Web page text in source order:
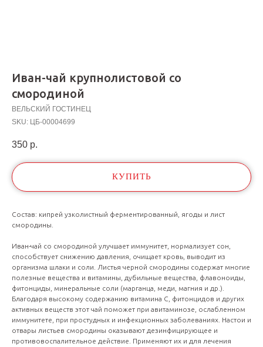
Иван-чай крупнолистовой со
смородиной
ВЕЛЬСКИЙ ГОСТИНЕЦ
SKU: ЦБ-00004699
350 р.
КУПИТЬ
Состав: кипрей узколистный ферментированный, ягоды и лист
смородины.
Иван-чай со смородиной улучшает иммунитет, нормализует сон,
способствует снижению давления, очищает кровь, выводит из
организма шлаки и соли. Листья черной смородины содержат многие
полезные вещества и витамины, дубильные вещества, флавоноиды,
фитонциды, минеральные соли (марганца, меди, магния и др.).
Благодаря высокому содержанию витамина C, фитонцидов и других
активных веществ этот чай поможет при авитаминозе, ослабленном
иммунитете, при простудных и инфекционных заболеваниях. Настои и
отвары листьев смородины оказывают дезинфицирующее и
противовоспалительное действие. Применяют их и для лечения